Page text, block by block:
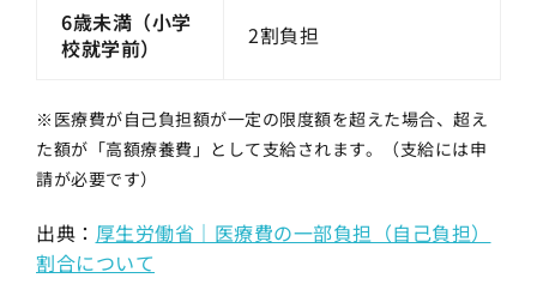
6歳未満（小学
校就学前）
2割負担
※医療費が自己負担額が一定の限度額を超えた場合、超え
た額が「高額療養費」として支給されます。（支給には申
請が必要です）
出典： 厚生労働省｜医療費の一部負担（自己負担）
割合について